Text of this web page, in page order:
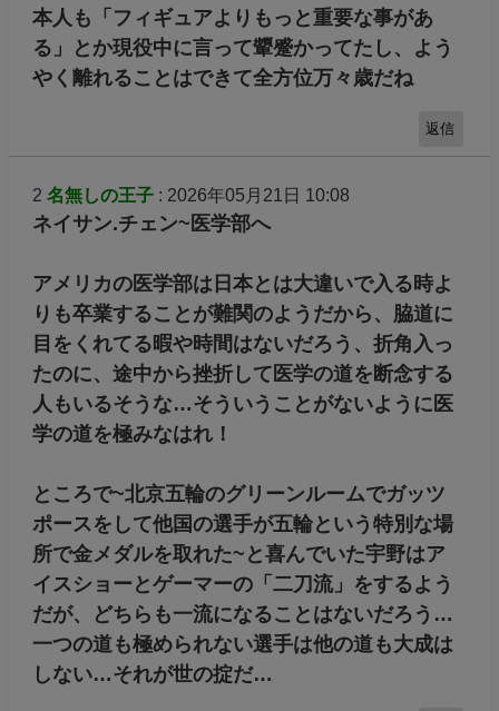
本人も「フィギュアよりもっと重要な事があ
る」とか現役中に言って顰蹙かってたし、よう
やく離れることはできて全方位万々歳だね
返信
2 名無しの王子: 2026年05月21日 10:08
ネイサン.チェン~医学部へ
アメリカの医学部は日本とは大違いで入る時よ
りも卒業することが難関のようだから、脇道に
目をくれてる暇や時間はないだろう、折角入っ
たのに、途中から挫折して医学の道を断念する
人もいるそうな…そういうことがないように医
学の道を極みなはれ！
ところで~北京五輪のグリーンルームでガッツ
ポースをして他国の選手が五輪という特別な場
所で金メダルを取れた~と喜んでいた宇野はア
イスショーとゲーマーの「二刀流」をするよう
だが、どちらも一流になることはないだろう…
一つの道も極められない選手は他の道も大成は
しない…それが世の掟だ…